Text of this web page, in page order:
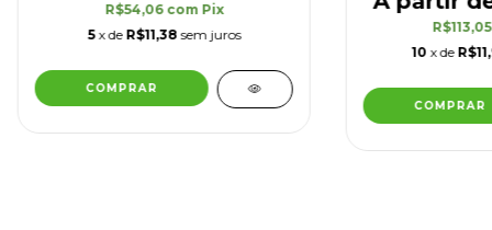
R$54,06 com Pix
5 x de R$11,38 sem juros
10 x de